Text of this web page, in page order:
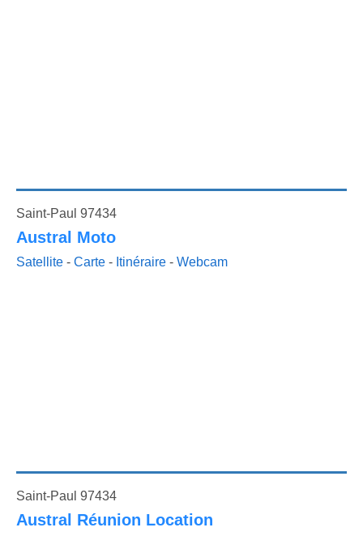
Saint-Paul 97434
Austral Moto
Satellite - Carte - Itinéraire - Webcam
Saint-Paul 97434
Austral Réunion Location